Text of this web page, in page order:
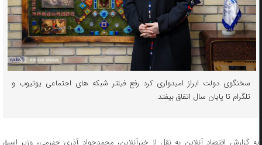
سخنگوی دولت ابراز امیدواری کرد رفع فیلتر شبکه های اجتماعی یوتیوب و
تلگرام تا پایان سال اتفاق بیفتد.
به گزارش اقتصاد آنلاین به نقل از خبرآنلاین، محمدجواد آذری جهرمی، وزیر اسبق